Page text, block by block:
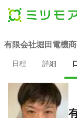
有限会社堀田電機
日程 詳細